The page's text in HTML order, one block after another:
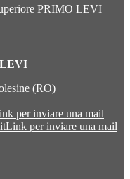
PRIMO LEVI
LEVI
(RO)
per inviare una mail
Link per inviare una mail